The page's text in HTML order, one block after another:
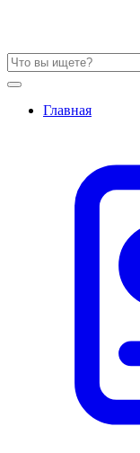
Главная